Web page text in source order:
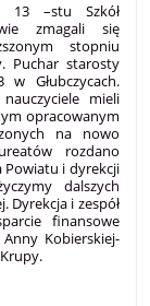
13 –stu Szkół
zmagali się
stopniu
Puchar starosty
Głubczycach.
mieli
opracowanym
na nowo
rozdano
Powiatu i dyrekcji
dalszych
Dyrekcja i zespół
finansowe
Kobierskiej-